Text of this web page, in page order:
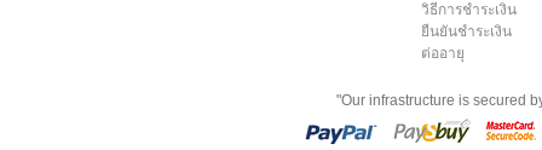
วิธีการชำระเงิน
ยืนยันชำระเงิน
ต่ออายุ
"Our infrastructure is secured